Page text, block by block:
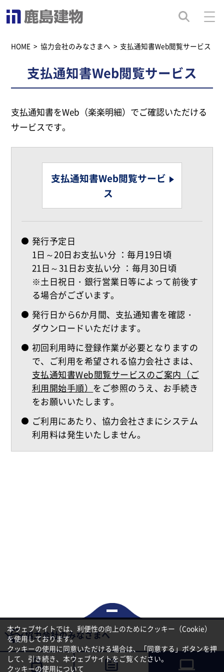
HOME > 協力会社のみなさまへ > 支払通知書Web閲覧サービス
支払通知書Web閲覧サービス
協力会社のみなさまへ
支払通知書をWeb（楽楽明細）でご確認いただける
サービスです。
支払通知書Web閲覧サービ
ス
発行予定日
1日～20日お支払い分 ：毎月19日頃
21日～31日お支払い分 ：毎月30日頃
※土日祝日・銀行営業日等によって前後す
る場合がございます。
発行日から6か月間、支払通知書を確認・
ダウンロードいただけます。
初回利用時に登録作業が必要となりますの
で、ご利用を希望される協力会社さまは、
支払通知書Web閲覧サービスのご案内（ご
利用開始手順） をご参照のうえ、お手続き
をお願いいたします。
ご利用にあたり、協力会社さまにシステム
利用料は発生いたしません。
HOME 企業情報
事業拠点
新卒採用 キャリア採用
本ウェブサイトでは、利便性の向上のためにクッキー（Cookie）
を使用しております。
クッキーの使用に同意いただける場合は、「同意する」ボタンを押
して、引き続き、本ウェブサイトをご覧ください。
クッキーの使用について